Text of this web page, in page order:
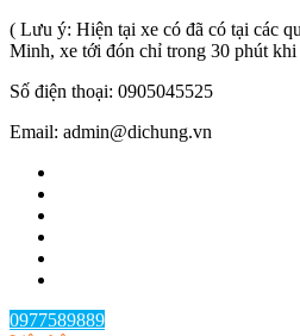
( Lưu ý: Hiện tại xe có đã có tại các
Minh, xe tới đón chỉ trong 30 phút
Số điện thoại: 0905045525
Email: admin@dichung.vn
0977589889